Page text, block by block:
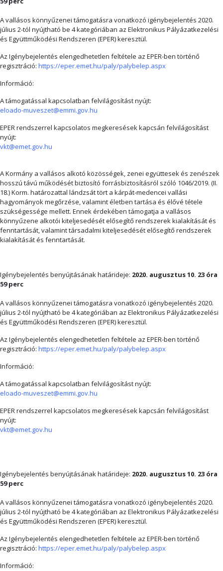
A vallásos könnyűzenei támogatásra vonatkozó igénybejelentés 2020.
július 2-tól nyújtható be 4 kategóriában az Elektronikus Pályázatkezelési
és Együttműködési Rendszeren (EPER) keresztül.
Az Igénybejelentés elengedhetetlen feltétele az EPER-ben történő
regisztráció: https://eper.emet.hu/paly/palybelep.aspx
Információ:
A támogatással kapcsolatban felvilágosítást nyújt:
eloado-muveszet@emmi.gov.hu
EPER rendszerrel kapcsolatos megkeresések kapcsán felvilágosítást
nyújt:
vkt@emet.gov.hu
A Kormány a vallásos alkotó közösségek, zenei együttesek és zenészek
hosszú távú működését biztosító forrásbiztosításról szóló 1046/2019. (II.
18.) Korm. határozattal lándzsát tört a kárpát-medencei vallási
hagyományok megőrzése, valamint életben tartása és élővé tétele
szükségessége mellett. Ennek érdekében támogatja a vallásos
könnyűzene alkotói kiteljesedését elősegítő rendszerek kialakítását és
fenntartását, valamint társadalmi kiteljesedését elősegítő rendszerek
kialakítását és fenntartását.
Igénybejelentés benyújtásának határideje: 2020. augusztus 10. 23 óra
59 perc
A vallásos könnyűzenei támogatásra vonatkozó igénybejelentés 2020.
július 2-tól nyújtható be 4 kategóriában az Elektronikus Pályázatkezelési
és Együttműködési Rendszeren (EPER) keresztül.
Az Igénybejelentés elengedhetetlen feltétele az EPER-ben történő
regisztráció: https://eper.emet.hu/paly/palybelep.aspx
Információ:
A támogatással kapcsolatban felvilágosítást nyújt:
eloado-muveszet@emmi.gov.hu
EPER rendszerrel kapcsolatos megkeresések kapcsán felvilágosítást
nyújt:
vkt@emet.gov.hu
Igénybejelentés benyújtásának határideje: 2020. augusztus 10. 23 óra
59 perc
A vallásos könnyűzenei támogatásra vonatkozó igénybejelentés 2020.
július 2-tól nyújtható be 4 kategóriában az Elektronikus Pályázatkezelési
és Együttműködési Rendszeren (EPER) keresztül.
Az Igénybejelentés elengedhetetlen feltétele az EPER-ben történő
regisztráció: https://eper.emet.hu/paly/palybelep.aspx
Információ: